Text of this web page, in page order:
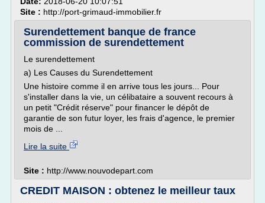
Site : http://port-grimaud-immobilier.fr
Surendettement banque de france
commission de surendettement
Le surendettement
a) Les Causes du Surendettement
Une histoire comme il en arrive tous les jours... Pour
s'installer dans la vie, un célibataire a souvent recours à
un petit "Crédit réserve" pour financer le dépôt de
garantie de son futur loyer, les frais d'agence, le premier
mois de ...
Lire la suite
Site : http://www.nouvodepart.com
CREDIT MAISON : obtenez le meilleur taux